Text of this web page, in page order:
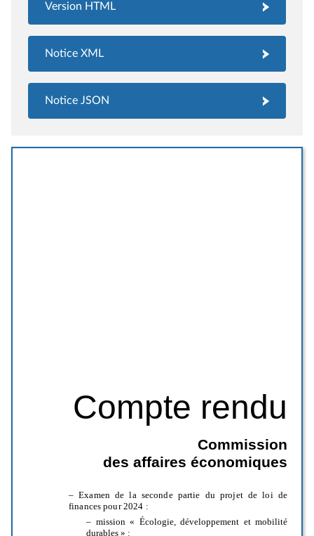
Version HTML
Notice XML
Notice JSON